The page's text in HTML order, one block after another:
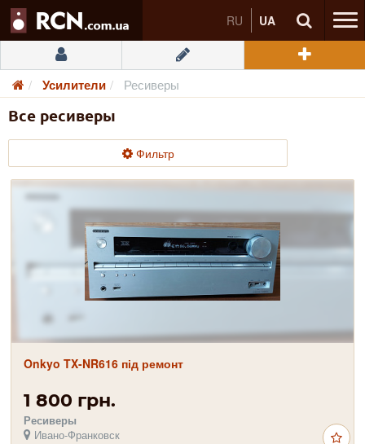
RU UA
Усилители Ресиверы
Все ресиверы
Фильтр
Onkyo TX-NR616 під ремонт
1 800 грн.
Ресиверы
Ивано-Франковск